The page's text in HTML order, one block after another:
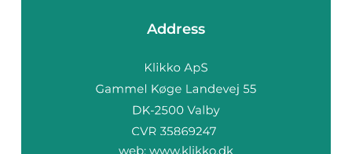
Address
web: www.klikko.dk